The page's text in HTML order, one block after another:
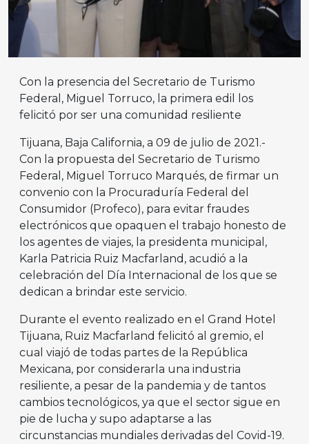
Con la presencia del Secretario de Turismo
Federal, Miguel Torruco, la primera edil los
felicitó por ser una comunidad resiliente
Tijuana, Baja California, a 09 de julio de 2021.-
Con la propuesta del Secretario de Turismo
Federal, Miguel Torruco Marqués, de firmar un
convenio con la Procuraduría Federal del
Consumidor (Profeco), para evitar fraudes
electrónicos que opaquen el trabajo honesto de
los agentes de viajes, la presidenta municipal,
Karla Patricia Ruiz Macfarland, acudió a la
celebración del Día Internacional de los que se
dedican a brindar este servicio.
Durante el evento realizado en el Grand Hotel
Tijuana, Ruiz Macfarland felicitó al gremio, el
cual viajó de todas partes de la República
Mexicana, por considerarla una industria
resiliente, a pesar de la pandemia y de tantos
cambios tecnológicos, ya que el sector sigue en
pie de lucha y supo adaptarse a las
circunstancias mundiales derivadas del Covid-19.